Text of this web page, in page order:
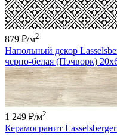
879 ₽/м2
Напольный декор
черно-белая (Пэчворк)
1 249 ₽/м2
Керамогранит